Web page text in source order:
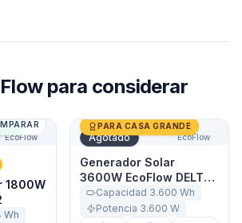
para considerar
EcoFlow DELTA 2
EcoFlow
1800W
Wh
Generador Solar 3600W
Agotado EcoFlow
PARA CASA GRANDE
Generador Solar
3600W EcoFlow DELTA
ProCapacidad 3.600 Wh
Potencia 3.600 W